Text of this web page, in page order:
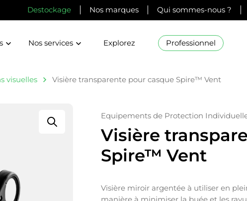
Destockage Nos marques Qui sommes-nous ?
Nos services Explorez Professionnel
visuelles Visière transparente pour casque Spire™ Vent
Equipements de Protection
Visière
Spire™ Vent
Visière miroir argentée à utiliser en